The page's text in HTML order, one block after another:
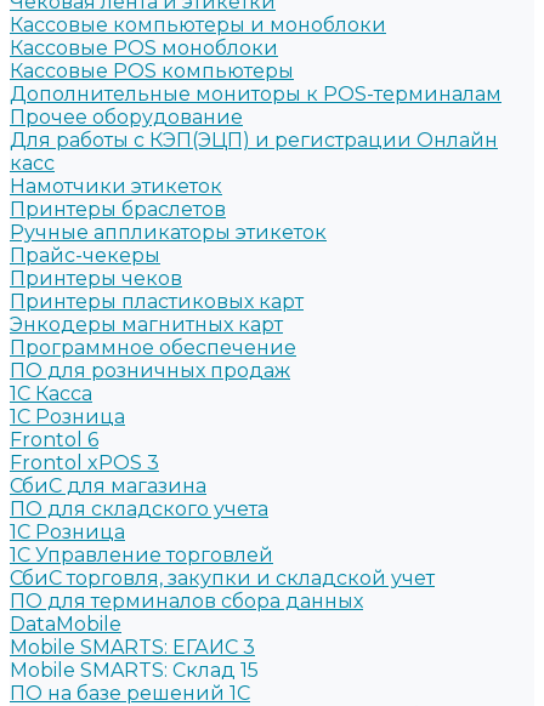
Кассовые компьютеры и моноблоки
Кассовые POS моноблоки
Кассовые POS компьютеры
Дополнительные мониторы к POS-терминалам
Прочее оборудование
Для работы с КЭП(ЭЦП) и регистрации Онлайн
касс
Намотчики этикеток
Принтеры браслетов
Ручные аппликаторы этикеток
Прайс-чекеры
Принтеры чеков
Принтеры пластиковых карт
Энкодеры магнитных карт
Программное обеспечение
ПО для розничных продаж
1C Касса
1С Розница
Frontol 6
Frontol xPOS 3
СбиС для магазина
ПО для складского учета
1C Розница
1С Управление торговлей
СбиС торговля, закупки и складской учет
ПО для терминалов сбора данных
DataMobile
Mobile SMARTS: ЕГАИС 3
Mobile SMARTS: Склад 15
ПО на базе решений 1С